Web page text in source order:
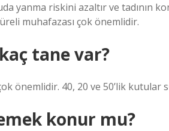
yanma riskini azaltır ve tadının
muhafazası çok önemlidir.
tane var?
önemlidir. 40, 20 ve 50’lik kutular
konur mu?